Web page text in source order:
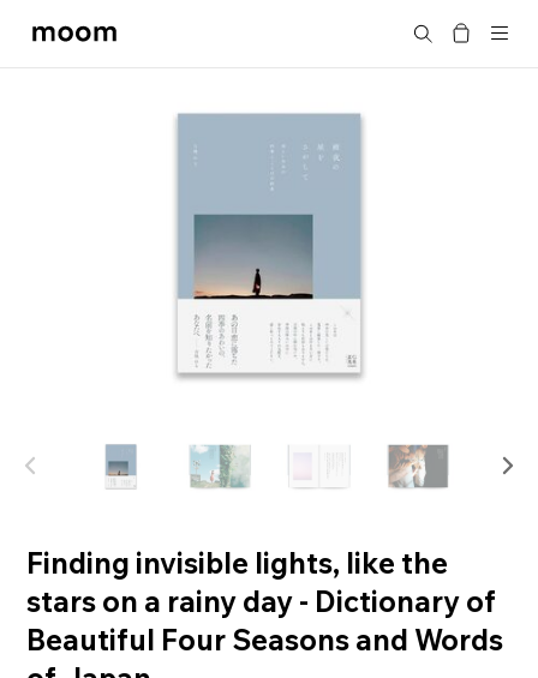
moom
Search
Finding invisible lights, like the
stars on a rainy day - Dictionary of
Beautiful Four Seasons and Words